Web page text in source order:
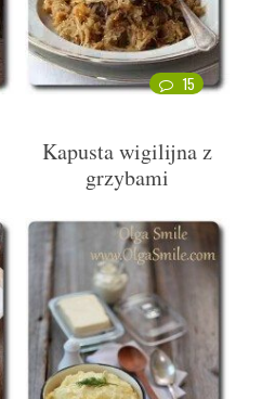
15
Kapusta wigilijna z
grzybami